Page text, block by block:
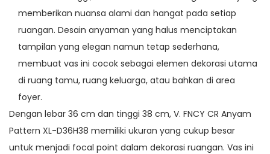
memberikan nuansa alami dan hangat pada setiap
ruangan. Desain anyaman yang halus menciptakan
tampilan yang elegan namun tetap sederhana,
membuat vas ini cocok sebagai elemen dekorasi utama
di ruang tamu, ruang keluarga, atau bahkan di area
foyer.
Dengan lebar 36 cm dan tinggi 38 cm, V. FNCY CR Anyam
Pattern XL-D36H38 memiliki ukuran yang cukup besar
untuk menjadi focal point dalam dekorasi ruangan. Vas ini